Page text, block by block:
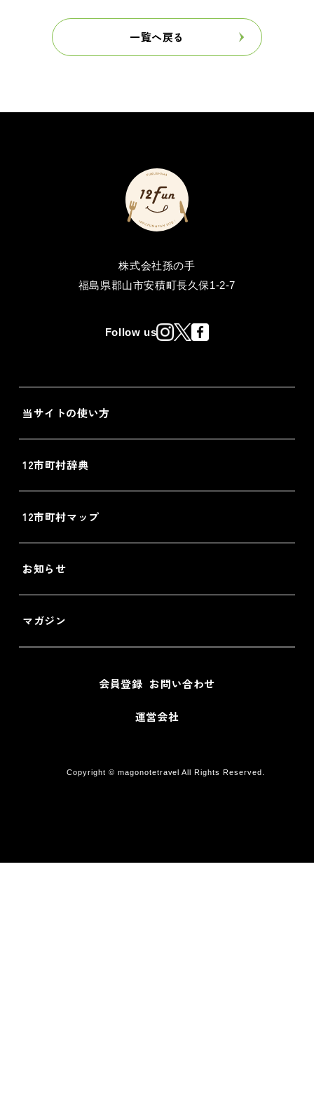
一覧へ戻る
株式会社孫の手
福島県郡山市安積町長久保1-2-7
Follow us
当サイトの使い方
12市町村辞典
12市町村マップ
お知らせ
マガジン
会員登録 お問い合わせ
運営会社
Copyright © magonotetravel All Rights Reserved.